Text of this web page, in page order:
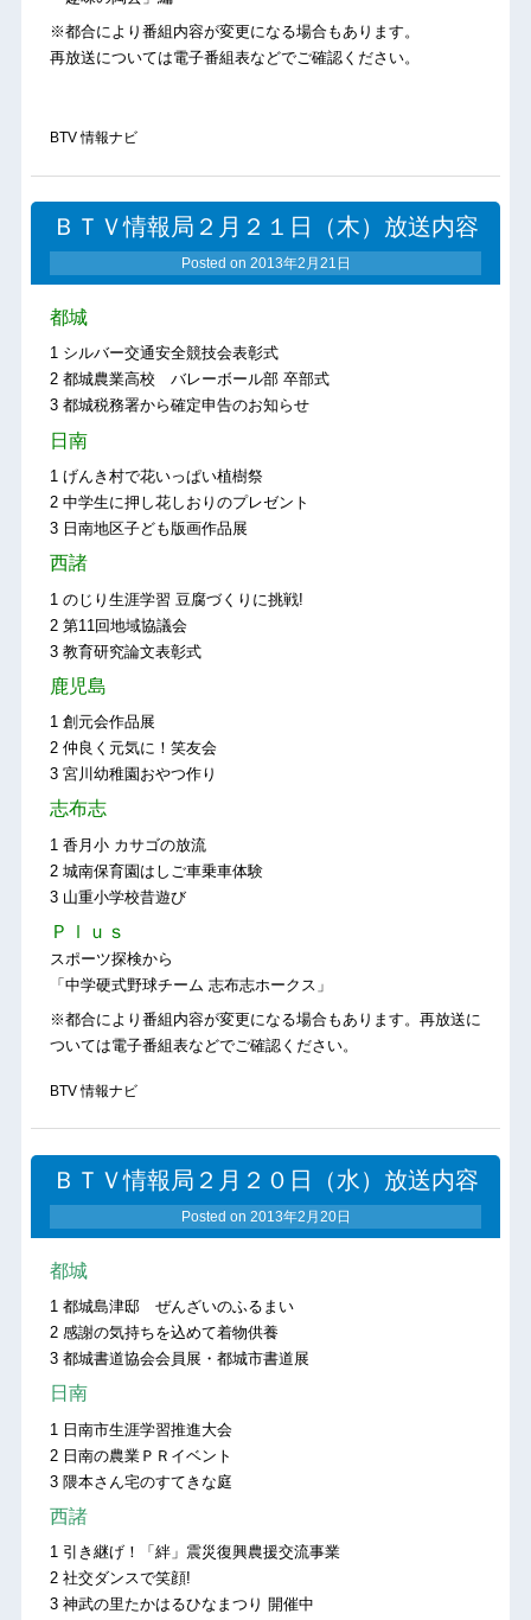
※都合により番組内容が変更になる場合もあります。
再放送については電子番組表などでご確認ください。
BTV 情報ナビ
ＢＴＶ情報局２月２１日（木）放送内容
Posted on 2013年2月21日
都城
1 シルバー交通安全競技会表彰式
2 都城農業高校 バレーボール部 卒部式
3 都城税務署から確定申告のお知らせ
日南
1 げんき村で花いっぱい植樹祭
2 中学生に押し花しおりのプレゼント
3 日南地区子ども版画作品展
西諸
1 のじり生涯学習 豆腐づくりに挑戦!
2 第11回地域協議会
3 教育研究論文表彰式
鹿児島
1 創元会作品展
2 仲良く元気に！笑友会
3 宮川幼稚園おやつ作り
志布志
1 香月小 カサゴの放流
2 城南保育園はしご車乗車体験
3 山重小学校昔遊び
Ｐｌｕｓ
スポーツ探検から
「中学硬式野球チーム 志布志ホークス」
※都合により番組内容が変更になる場合もあります。再放送に
ついては電子番組表などでご確認ください。
BTV 情報ナビ
ＢＴＶ情報局２月２０日（水）放送内容
Posted on 2013年2月20日
都城
1 都城島津邸 ぜんざいのふるまい
2 感謝の気持ちを込めて着物供養
3 都城書道協会会員展・都城市書道展
日南
1 日南市生涯学習推進大会
2 日南の農業ＰＲイベント
3 隈本さん宅のすてきな庭
西諸
1 引き継げ！「絆」震災復興農援交流事業
2 社交ダンスで笑顔!
3 神武の里たかはるひなまつり 開催中